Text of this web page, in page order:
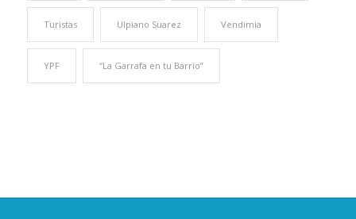
Turistas Ulpiano Suarez Vendimia
YPF “La Garrafa en tu Barrio”